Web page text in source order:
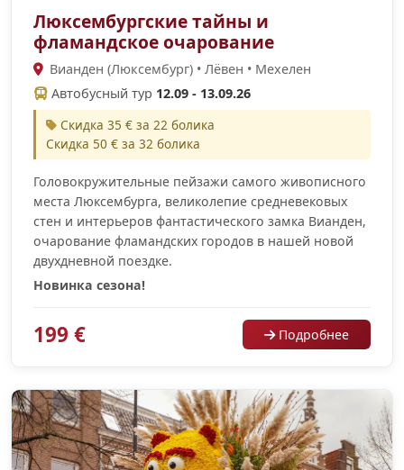
Люксембургские тайны и
фламандское очарование
Вианден (Люксембург) • Лёвен • Мехелен
Автобусный тур 12.09 - 13.09.26
Скидка 35 € за 22 болика
Скидка 50 € за 32 болика
Головокружительные пейзажи самого живописного
места Люксембурга, великолепие средневековых
стен и интерьеров фантастического замка Вианден,
очарование фламандских городов в нашей новой
двухдневной поездке.
Новинка сезона!
199 € Подробнее